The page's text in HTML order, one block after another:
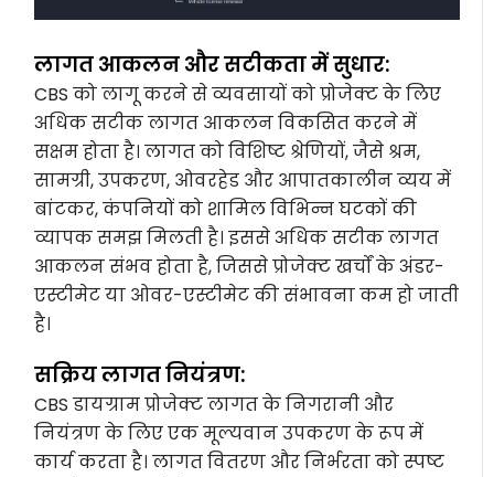
लागत आकलन और सटीकता में सुधार:
CBS को लागू करने से व्यवसायों को प्रोजेक्ट के लिए
अधिक सटीक लागत आकलन विकसित करने में
सक्षम होता है। लागत को विशिष्ट श्रेणियों, जैसे श्रम,
सामग्री, उपकरण, ओवरहेड और आपातकालीन व्यय में
बांटकर, कंपनियों को शामिल विभिन्न घटकों की
व्यापक समझ मिलती है। इससे अधिक सटीक लागत
आकलन संभव होता है, जिससे प्रोजेक्ट खर्चों के अंडर-
एस्टीमेट या ओवर-एस्टीमेट की संभावना कम हो जाती
है।
सक्रिय लागत नियंत्रण:
CBS डायग्राम प्रोजेक्ट लागत के निगरानी और
नियंत्रण के लिए एक मूल्यवान उपकरण के रूप में
कार्य करता है। लागत वितरण और निर्भरता को स्पष्ट